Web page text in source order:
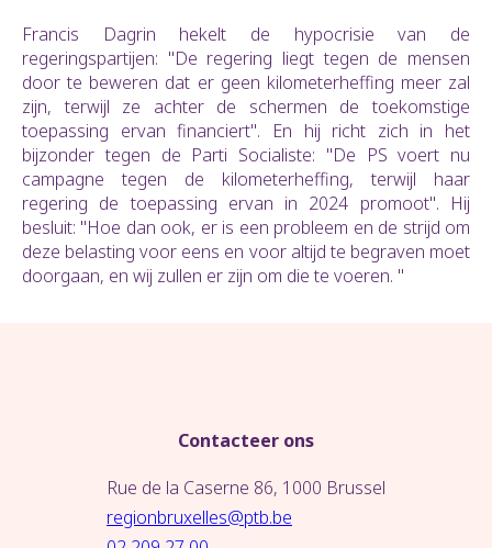
Francis Dagrin hekelt de hypocrisie van de
regeringspartijen: "De regering liegt tegen de mensen
door te beweren dat er geen kilometerheffing meer zal
zijn, terwijl ze achter de schermen de toekomstige
toepassing ervan financiert". En hij richt zich in het
bijzonder tegen de Parti Socialiste: "De PS voert nu
campagne tegen de kilometerheffing, terwijl haar
regering de toepassing ervan in 2024 promoot". Hij
besluit: "Hoe dan ook, er is een probleem en de strijd om
deze belasting voor eens en voor altijd te begraven moet
doorgaan, en wij zullen er zijn om die te voeren. "
Contacteer ons
Rue de la Caserne 86, 1000 Brussel
regionbruxelles@ptb.be